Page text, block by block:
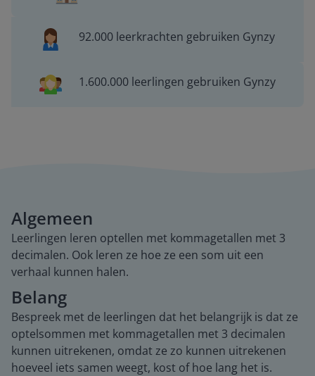
92.000 leerkrachten gebruiken Gynzy
1.600.000 leerlingen gebruiken Gynzy
Algemeen
Leerlingen leren optellen met kommagetallen met 3
decimalen. Ook leren ze hoe ze een som uit een
verhaal kunnen halen.
Belang
Bespreek met de leerlingen dat het belangrijk is dat ze
optelsommen met kommagetallen met 3 decimalen
kunnen uitrekenen, omdat ze zo kunnen uitrekenen
hoeveel iets samen weegt, kost of hoe lang het is.